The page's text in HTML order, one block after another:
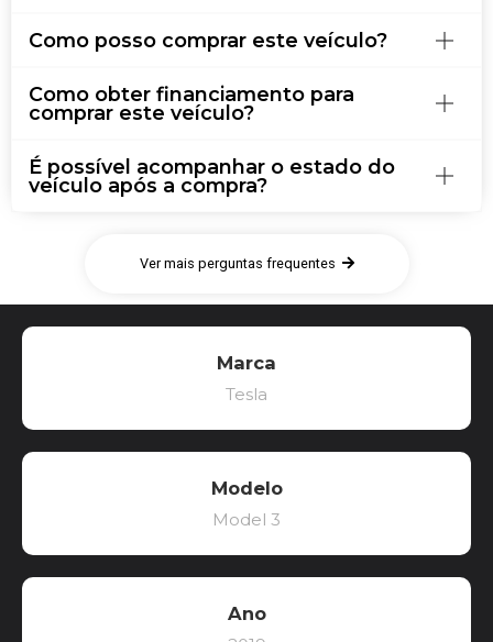
Como posso comprar este veículo?
Como obter financiamento para
comprar este veículo?
É possível acompanhar o estado do
veículo após a compra?
Ver mais perguntas frequentes
Marca
Tesla
Modelo
Model 3
Ano